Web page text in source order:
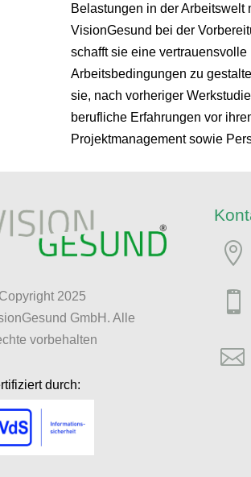
Belastungen in der Arbeitswelt
VisionGesund bei der
schafft sie eine
Arbeitsbedingungen zu
sie, nach vorheriger
berufliche Erfahrungen vor
Projektmanagement sowie
2025
GmbH. Alle
vorbehalten
durch:


